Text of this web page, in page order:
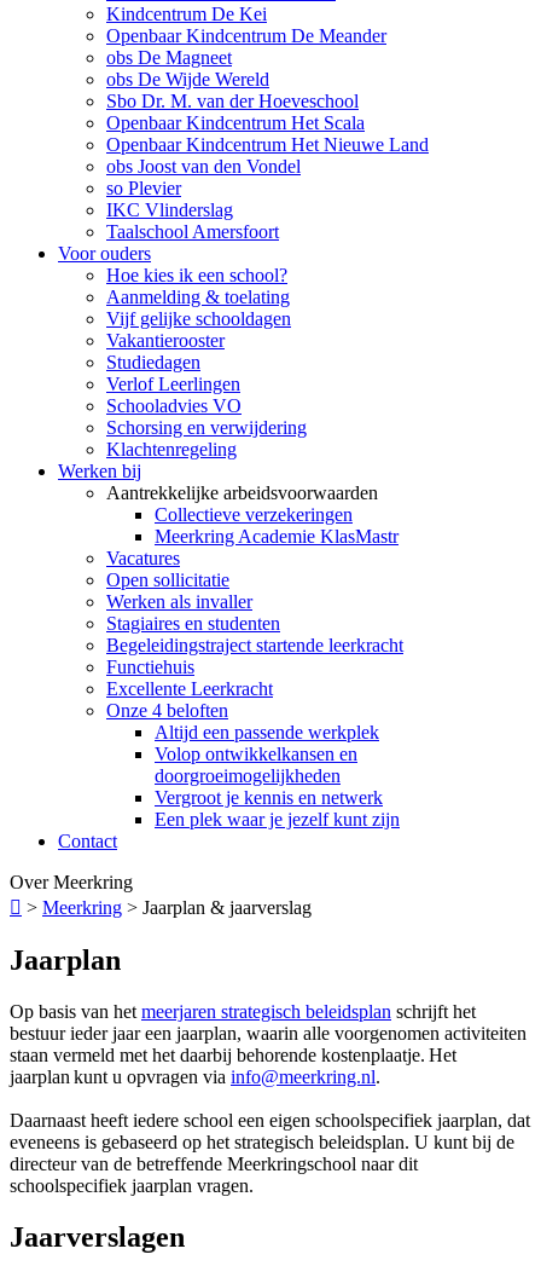
Kindcentrum De Kei
Openbaar Kindcentrum De Meander
obs De Magneet
obs De Wijde Wereld
Sbo Dr. M. van der Hoeveschool
Openbaar Kindcentrum Het Scala
Openbaar Kindcentrum Het Nieuwe Land
obs Joost van den Vondel
so Plevier
IKC Vlinderslag
Taalschool Amersfoort
Voor ouders
Hoe kies ik een school?
Aanmelding & toelating
Vijf gelijke schooldagen
Vakantierooster
Studiedagen
Verlof Leerlingen
Schooladvies VO
Schorsing en verwijdering
Klachtenregeling
Werken bij
Aantrekkelijke arbeidsvoorwaarden
Collectieve verzekeringen
Meerkring Academie KlasMastr
Vacatures
Open sollicitatie
Werken als invaller
Stagiaires en studenten
Begeleidingstraject startende leerkracht
Functiehuis
Excellente Leerkracht
Onze 4 beloften
Altijd een passende werkplek
Volop ontwikkelkansen en
doorgroeimogelijkheden
Vergroot je kennis en netwerk
Een plek waar je jezelf kunt zijn
Contact
Over Meerkring
 > Meerkring > Jaarplan & jaarverslag
Jaarplan
Op basis van het meerjaren strategisch beleidsplan schrijft het
bestuur ieder jaar een jaarplan, waarin alle voorgenomen activiteiten
staan vermeld met het daarbij behorende kostenplaatje. Het
jaarplan kunt u opvragen via info@meerkring.nl.
Daarnaast heeft iedere school een eigen schoolspecifiek jaarplan, dat
eveneens is gebaseerd op het strategisch beleidsplan. U kunt bij de
directeur van de betreffende Meerkringschool naar dit
schoolspecifiek jaarplan vragen.
Jaarverslagen